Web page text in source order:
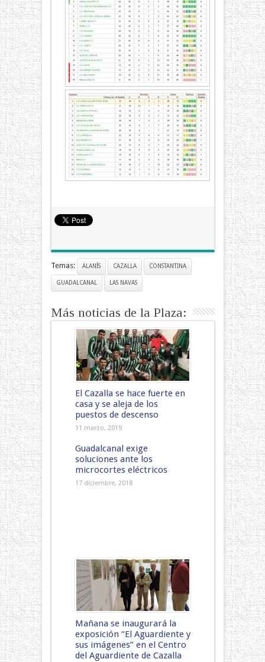
Temas: ALANÍS CAZALLA CONSTANTINA
GUADALCANAL LAS NAVAS
Más noticias de la Plaza:
El Cazalla se hace fuerte en
casa y se aleja de los
puestos de descenso
11 marzo, 2019
Guadalcanal exige
soluciones ante los
microcortes eléctricos
17 diciembre, 2018
Mañana se inaugurará la
exposición “El Aguardiente y
sus imágenes” en el Centro
del Aguardiente de Cazalla